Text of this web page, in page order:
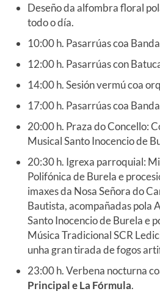
Deseño da alfombra floral
todo o día.
10:00 h. Pasarrúas coa
12:00 h. Pasarrúas con
14:00 h. Sesión vermú coa
17:00 h. Pasarrúas coa
20:00 h. Praza do Concello:
Musical Santo Inocencio de
20:30 h. Igrexa parroquial:
Polifónica de Burela e
imaxes da Nosa Señora do
Bautista, acompañadas pola
Santo Inocencio de Burela e
Música Tradicional SCR
unha gran tirada de fogos
23:00 h. Verbena nocturna
Principal e La Fórmula.